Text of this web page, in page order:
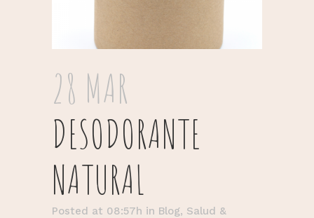
28 MAR
DESODORANTE
NATURAL
Posted at 08:57h in Blog, Salud &